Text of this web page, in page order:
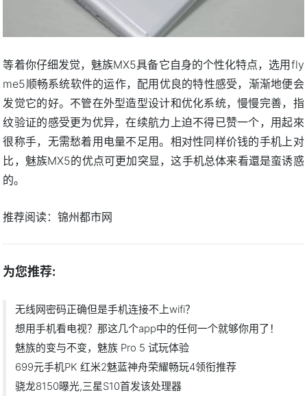
等着你仔细发觉，魅族MX5具备它自身的个性化特点，选用fly
me5顺畅系统软件的运作，配用优良的特性感受，渐渐地便会
发觉它的好。不管在外型造型设计和优化系统，慢慢完善，指
纹验证的感受更为优异，在续航力上迫不得已赞一个，用起來
很称手，无需愁着用电量不足用。相对性同样价钱的手机上对
比，魅族MX5的优点可更加突显，这手机总体来看還是蛮诱惑
的。
推荐阅读：锦州都市网
为您推荐:
无线网密码正确但是手机连接不上wifi？
想用手机看电视？那这几个app中的任何一个就够你用了！
魅族的变与不变，魅族 Pro 5 试玩体验
699元手机PK 红米2魅蓝神舟荣耀畅玩4领衔推荐
骁龙8150曝光,三星S10首发该处理器